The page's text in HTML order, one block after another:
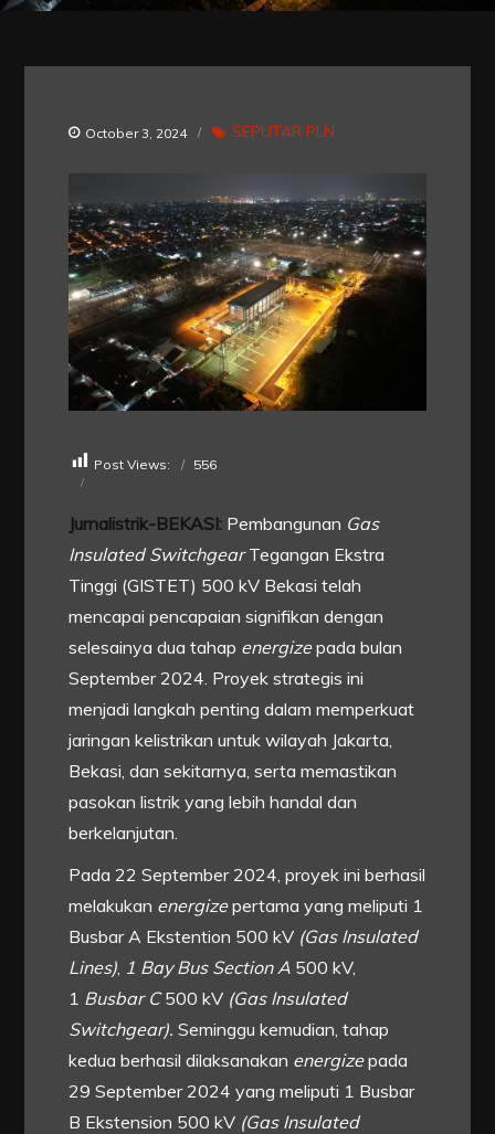
October 3, 2024 SEPUTAR PLN
Post Views: 556
Jurnalistrik-BEKASI: Pembangunan Gas
Insulated SwitchgearTegangan Ekstra
Tinggi (GISTET) 500 kV Bekasi telah
mencapai pencapaian signifikan dengan
selesainya dua tahap energizepada bulan
September 2024. Proyek strategis ini
menjadi langkah penting dalam memperkuat
jaringan kelistrikan untuk wilayah Jakarta,
Bekasi, dan sekitarnya, serta memastikan
pasokan listrik yang lebih handal dan
berkelanjutan.
Pada 22 September 2024, proyek ini berhasil
melakukan energizepertama yang meliputi 1
Busbar A Ekstention 500 kV (Gas Insulated
Lines) 1 Bay Bus Section A 500 kV,
1 Busbar C500 kV (Gas Insulated
Switchgear). Seminggu kemudian, tahap
kedua berhasil dilaksanakan energizepada
29 September 2024 yang meliputi 1 Busbar
B Ekstension 500 kV (Gas Insulated